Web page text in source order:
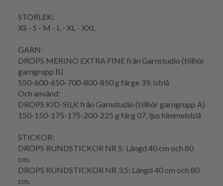
STORLEK:
XS - S - M - L - XL - XXL
GARN:
DROPS MERINO EXTRA FINE från Garnstudio (tillhör
garngrupp B)
550-600-650-700-800-850 g färge 39, isblå
Och använd:
DROPS KID-SILK från Garnstudio (tillhör garngrupp A)
150-150-175-175-200-225 g färg 07, ljus himmelsblå
STICKOR:
DROPS RUNDSTICKOR NR 5: Längd 40 cm och 80
cm.
DROPS RUNDSTICKOR NR 3,5: Längd 40 cm och 80
cm.